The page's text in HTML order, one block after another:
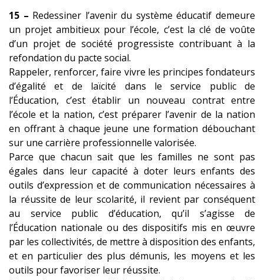
15 – Redessiner l’avenir du système éducatif demeure
un projet ambitieux pour l’école, c’est la clé de voûte
d’un projet de société progressiste contribuant à la
refondation du pacte social.
Rappeler, renforcer, faire vivre les principes fondateurs
d’égalité et de laïcité dans le service public de
l’Éducation, c’est établir un nouveau contrat entre
l’école et la nation, c’est préparer l’avenir de la nation
en offrant à chaque jeune une formation débouchant
sur une carrière professionnelle valorisée.
Parce que chacun sait que les familles ne sont pas
égales dans leur capacité à doter leurs enfants des
outils d’expression et de communication nécessaires à
la réussite de leur scolarité, il revient par conséquent
au service public d’éducation, qu’il s’agisse de
l’Éducation nationale ou des dispositifs mis en œuvre
par les collectivités, de mettre à disposition des enfants,
et en particulier des plus démunis, les moyens et les
outils pour favoriser leur réussite.